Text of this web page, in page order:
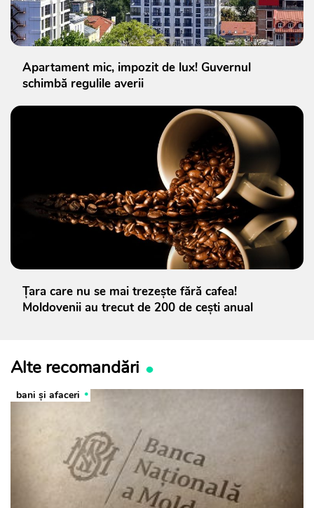
Apartament mic, impozit de lux! Guvernul
schimbă regulile averii
Țara care nu se mai trezește fără cafea!
Moldovenii au trecut de 200 de cești anual
Alte recomandări
bani și afaceri